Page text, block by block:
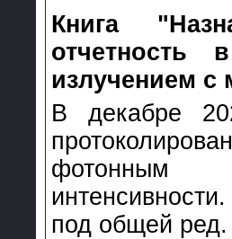
Книга
отчетность
излучением с
В декабре
фотонным
под общей